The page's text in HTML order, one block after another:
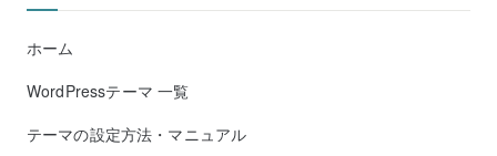
ホーム
WordPressテーマ 一覧
テーマの設定方法・マニュアル